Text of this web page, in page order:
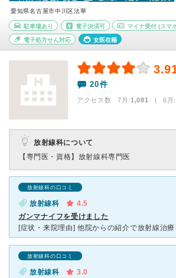
愛知県名古屋市中川区法華
駐車場あり 電子決済可 マイナ受付 (スマ
電子処方せん対応 女医在籍
20件
アクセス数 7月:1,081 | 6月:
放射線科について
【専門医・資格】 放射線科専門医
放射線科の口コミ
放射線科
4.5
ガンマナイフを受けました
放射線科の口コミ
放射線科
3.0